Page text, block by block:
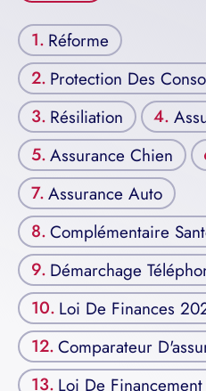
Réforme
Protection Des
Résiliation
Assurance Chien
Assurance Auto
Complémentaire
Démarchage
Loi De Finances
Comparateur
Loi De